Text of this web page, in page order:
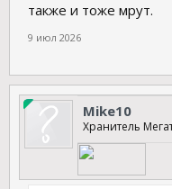
также и тоже мрут.
9 июл 2026
Mike10
Хранитель